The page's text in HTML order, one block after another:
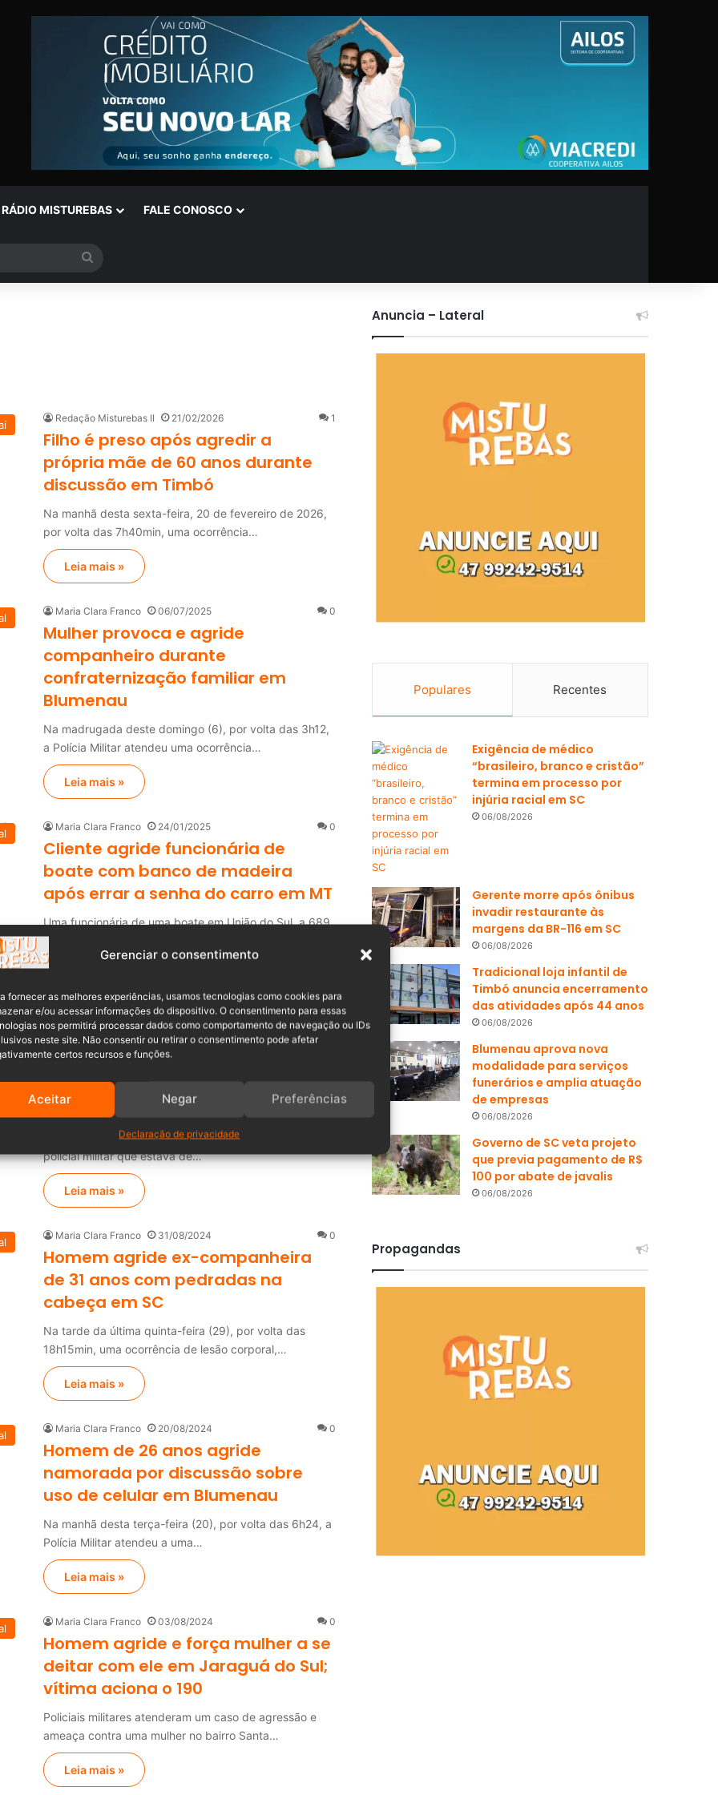
Gerenciar o consentimento
fornecer as melhores experiências, usamos tecnologias como cookies para
e/ou acessar informações do dispositivo. O consentimento para essas
nos permitirá processar dados como comportamento de navegação ou IDs
neste site. Não consentir ou retirar o consentimento pode afetar
certos recursos e funções.
Aceitar Negar Preferências
Declaração de privacidade
RÁDIO MISTUREBAS FALE CONOSCO
por
Redação Misturebas II 21/02/2026 1
Filho é preso após agredir a
própria mãe de 60 anos durante
discussão em Timbó
Na manhã desta sexta-feira, 20 de fevereiro de 2026,
por volta das 7h40min, uma ocorrência…
Leia mais »
Maria Clara Franco 06/07/2025 0
Mulher provoca e agride
companheiro durante
confraternização familiar em
Blumenau
Na madrugada deste domingo (6), por volta das 3h12,
a Polícia Militar atendeu uma ocorrência…
Leia mais »
Maria Clara Franco 24/01/2025 0
Cliente agride funcionária de
boate com banco de madeira
após errar a senha do carro em MT
Uma funcionária de uma boate em União do Sul, a 689
km de Cuiabá, foi…
Maria Clara Franco 08/10/2024 0
Em Florianópolis, grupo agride
segurança e PM ao tentar sair de
boate sem pagar; um é baleado e
morre
Por volta das 6h da manhã desta terça-feira (08), um
policial militar que estava de…
Leia mais »
Maria Clara Franco 31/08/2024 0
Homem agride ex-companheira
de 31 anos com pedradas na
cabeça em SC
Na tarde da última quinta-feira (29), por volta das
18h15min, uma ocorrência de lesão corporal,…
Leia mais »
Maria Clara Franco 20/08/2024 0
Homem de 26 anos agride
namorada por discussão sobre
uso de celular em Blumenau
Na manhã desta terça-feira (20), por volta das 6h24, a
Polícia Militar atendeu a uma…
Leia mais »
Maria Clara Franco 03/08/2024 0
Homem agride e força mulher a se
deitar com ele em Jaraguá do Sul;
vítima aciona o 190
Policiais militares atenderam um caso de agressão e
ameaça contra uma mulher no bairro Santa…
Leia mais »
Anuncia – Lateral
Populares Recentes
Exigência de médico
“brasileiro, branco e cristão”
termina em processo por
injúria racial em SC
06/08/2026
Gerente morre após ônibus
invadir restaurante às
margens da BR-116 em SC
06/08/2026
Tradicional loja infantil de
Timbó anuncia encerramento
das atividades após 44 anos
06/08/2026
Blumenau aprova nova
modalidade para serviços
funerários e amplia atuação
de empresas
06/08/2026
Governo de SC veta projeto
que previa pagamento de R$
100 por abate de javalis
06/08/2026
Propagandas